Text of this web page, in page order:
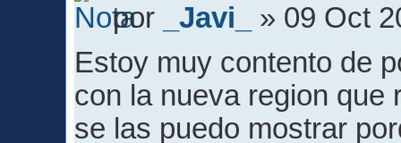
por _Javi_
» 09 Oct
Estoy muy contento de
con la nueva region que
se las puedo mostrar